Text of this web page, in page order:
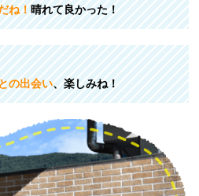
ね！晴れて良かった！
の出会い、楽しみね！